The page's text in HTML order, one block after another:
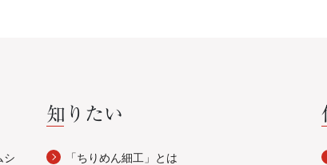
シ
知りたい
「ちりめん細工」とは